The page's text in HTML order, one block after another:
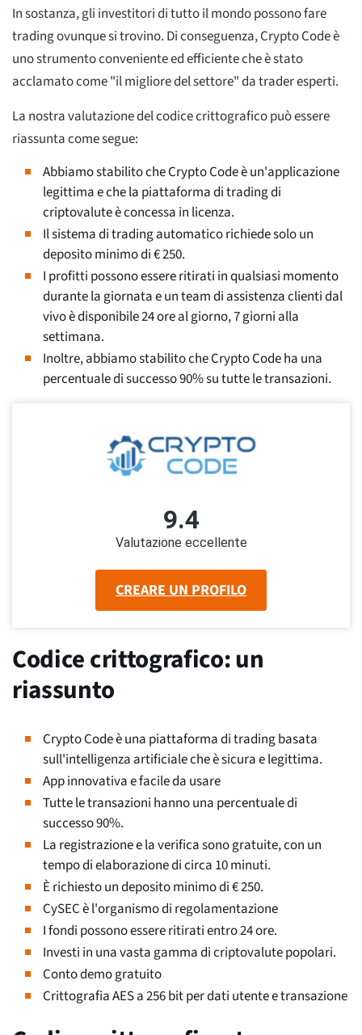
In sostanza, gli investitori di tutto il mondo possono fare
trading ovunque si trovino. Di conseguenza, Crypto Code è
uno strumento conveniente ed efficiente che è stato
acclamato come "il migliore del settore" da trader esperti.
La nostra valutazione del codice crittografico può essere
riassunta come segue:
Abbiamo stabilito che Crypto Code è un'applicazione
legittima e che la piattaforma di trading di
criptovalute è concessa in licenza.
Il sistema di trading automatico richiede solo un
deposito minimo di € 250.
I profitti possono essere ritirati in qualsiasi momento
durante la giornata e un team di assistenza clienti dal
vivo è disponibile 24 ore al giorno, 7 giorni alla
settimana.
Inoltre, abbiamo stabilito che Crypto Code ha una
percentuale di successo 90% su tutte le transazioni.
9.4
Valutazione eccellente
CREARE UN PROFILO
Codice crittografico: un
riassunto
Crypto Code è una piattaforma di trading basata
sull'intelligenza artificiale che è sicura e legittima.
App innovativa e facile da usare
Tutte le transazioni hanno una percentuale di
successo 90%.
La registrazione e la verifica sono gratuite, con un
tempo di elaborazione di circa 10 minuti.
È richiesto un deposito minimo di € 250.
CySEC è l'organismo di regolamentazione
I fondi possono essere ritirati entro 24 ore.
Investi in una vasta gamma di criptovalute popolari.
Conto demo gratuito
Crittografia AES a 256 bit per dati utente e transazione